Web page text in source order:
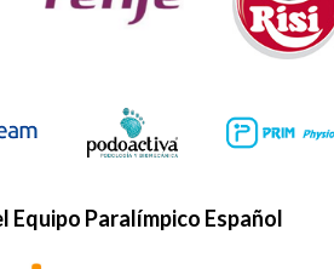
Equipo Paralímpico Español